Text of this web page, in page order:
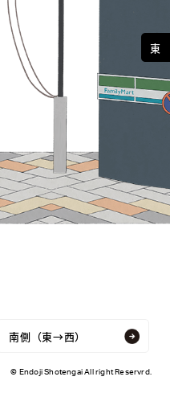
東
南側（東→西）
© Endoji Shotengai All right Reservrd.